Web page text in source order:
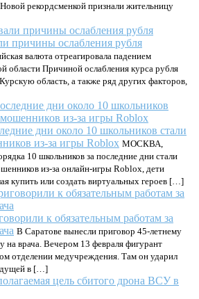
рекордсменкой признали жительницу
причины ослабления рубля
валюта отреагировала падением
области Причиной ослабления курса рубля
область, а также ряд других факторов,
дни около 10 школьников стали
из-за игры Roblox МОСКВА,
10 школьников за последние дни стали
из-за онлайн-игры Roblox, дети
купить или создать виртуальных героев […]
к обязательным работам за
В Саратове вынесли приговор 45-летнему
врача. Вечером 13 февраля фигурант
отделении медучреждения. Там он ударил
в […]